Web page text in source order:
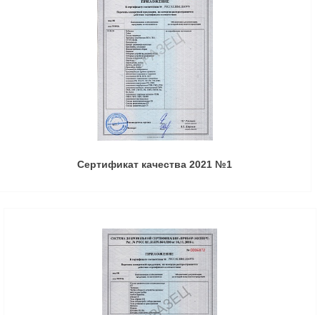
Сертификат качества 2021 №1